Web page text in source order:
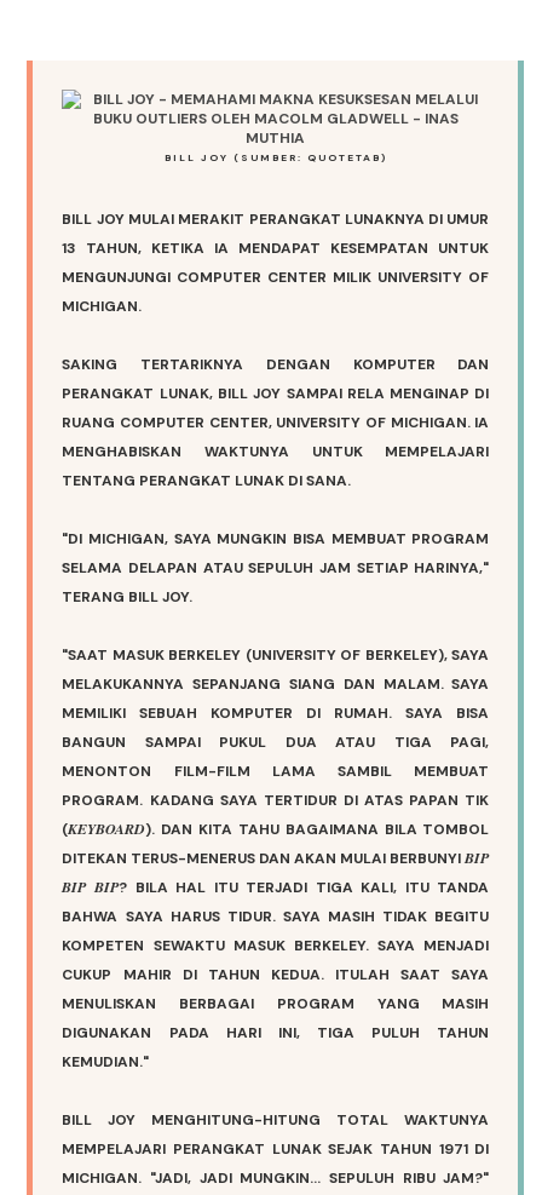
BILL JOY (SUMBER: QUOTETAB)
BILL JOY MULAI MERAKIT PERANGKAT LUNAKNYA DI UMUR
13 TAHUN, KETIKA IA MENDAPAT KESEMPATAN UNTUK
MENGUNJUNGI COMPUTER CENTER MILIK UNIVERSITY OF
MICHIGAN.
SAKING TERTARIKNYA DENGAN KOMPUTER DAN
PERANGKAT LUNAK, BILL JOY SAMPAI RELA MENGINAP DI
RUANG COMPUTER CENTER, UNIVERSITY OF MICHIGAN. IA
MENGHABISKAN WAKTUNYA UNTUK MEMPELAJARI
TENTANG PERANGKAT LUNAK DI SANA.
"DI MICHIGAN, SAYA MUNGKIN BISA MEMBUAT PROGRAM
SELAMA DELAPAN ATAU SEPULUH JAM SETIAP HARINYA,"
TERANG BILL JOY.
"SAAT MASUK BERKELEY (UNIVERSITY OF BERKELEY), SAYA
MELAKUKANNYA SEPANJANG SIANG DAN MALAM. SAYA
MEMILIKI SEBUAH KOMPUTER DI RUMAH. SAYA BISA
BANGUN SAMPAI PUKUL DUA ATAU TIGA PAGI,
MENONTON FILM-FILM LAMA SAMBIL MEMBUAT
PROGRAM. KADANG SAYA TERTIDUR DI ATAS PAPAN TIK
(KEYBOARD). DAN KITA TAHU BAGAIMANA BILA TOMBOL
DITEKAN TERUS-MENERUS DAN AKAN MULAI BERBUNYIBIP
BIP BIP? BILA HAL ITU TERJADI TIGA KALI, ITU TANDA
BAHWA SAYA HARUS TIDUR. SAYA MASIH TIDAK BEGITU
KOMPETEN SEWAKTU MASUK BERKELEY. SAYA MENJADI
CUKUP MAHIR DI TAHUN KEDUA. ITULAH SAAT SAYA
MENULISKAN BERBAGAI PROGRAM YANG MASIH
DIGUNAKAN PADA HARI INI, TIGA PULUH TAHUN
KEMUDIAN."
BILL JOY MENGHITUNG-HITUNG TOTAL WAKTUNYA
MEMPELAJARI PERANGKAT LUNAK SEJAK TAHUN 1971 DI
MICHIGAN. "JADI, JADI MUNGKIN...SEPULUH RIBU JAM?"